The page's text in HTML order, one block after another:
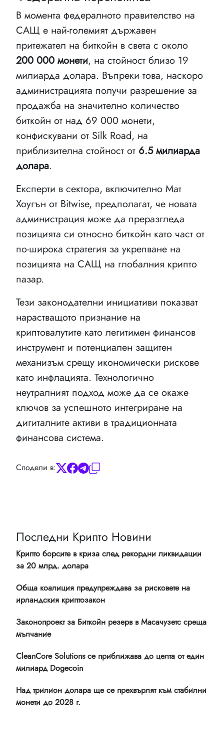
В момента федералното правителство на
САЩ е най-големият държавен
притежател на биткойн в света с около
200 000 монети, на стойност близо 19
милиарда долара. Въпреки това, наскоро
администрацията получи разрешение за
продажба на значително количество
биткойн от над 69 000 монети,
конфискувани от Silk Road, на
приблизителна стойност от 6.5 милиарда
долара.
Експерти в сектора, включително Мат
Хоугън от Bitwise, предполагат, че новата
администрация може да преразгледа
позицията си относно биткойн като част от
по-широка стратегия за укрепване на
позицията на САЩ на глобалния крипто
пазар.
Тези законодателни инициативи показват
нарастващото признание на
криптовалутите като легитимен финансов
инструмент и потенциален защитен
механизъм срещу икономически рискове
като инфлацията. Технологично
неутралният подход може да се окаже
ключов за успешното интегриране на
дигиталните активи в традиционната
финансова система.
Сподели в:
Последни Крипто Новини
Крипто борсите в криза след рекордни ликвидации
за 20 млрд. долара
Обща коалиция предупреждава за рисковете на
ирландския криптозакон
Законопроект за Биткойн резерв в Масачузетс среща
мълчание
CleanCore Solutions се приближава до целта от един
милиард Dogecoin
Над трилион долара ще се прехвърлят към стабилни
монети до 2028 г.